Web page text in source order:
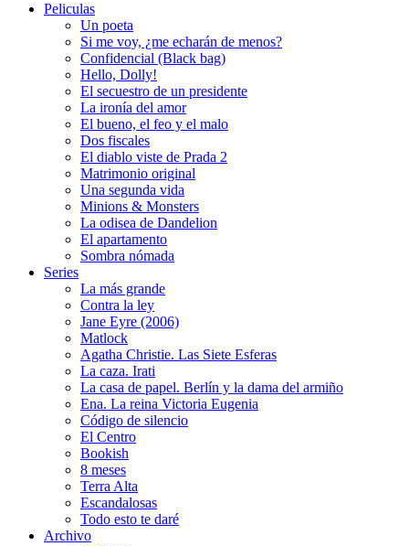
Peliculas
Un poeta
Si me voy, ¿me echarán de menos?
Confidencial (Black bag)
Hello, Dolly!
El secuestro de un presidente
La ironía del amor
El bueno, el feo y el malo
Dos fiscales
El diablo viste de Prada 2
Matrimonio original
Una segunda vida
Minions & Monsters
La odisea de Dandelion
El apartamento
Sombra nómada
Series
La más grande
Contra la ley
Jane Eyre (2006)
Matlock
Agatha Christie. Las Siete Esferas
La caza. Irati
La casa de papel. Berlín y la dama del armiño
Ena. La reina Victoria Eugenia
Código de silencio
El Centro
Bookish
8 meses
Terra Alta
Escandalosas
Todo esto te daré
Archivo